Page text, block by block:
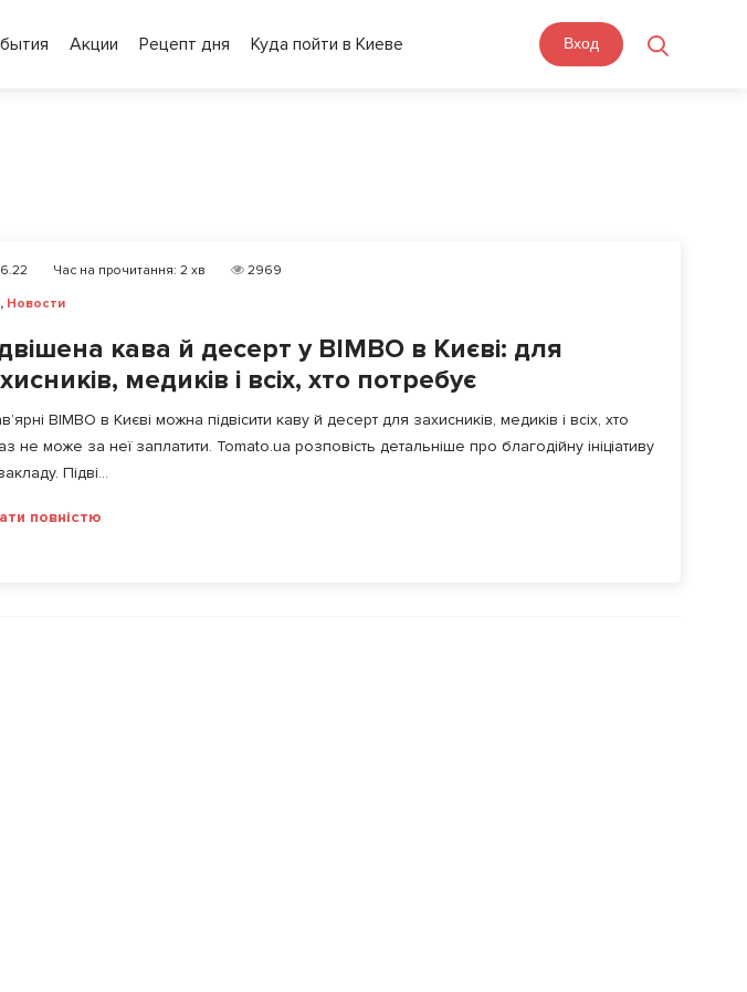
Акции Рецепт дня Куда пойти в Киеве Вход
Час на прочитання: 2 хв
2969
, Новости
кава й десерт у BIMBO в Києві: для
медиків і всіх, хто потребує
BIMBO в Києві можна підвісити каву й десерт для захисників, медиків і всіх, хто
не може за неї заплатити. Tomato.ua розповість детальніше про благодійну ініціативу
Підві...
повністю